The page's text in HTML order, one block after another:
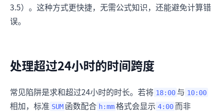
3.5）。这种方式更快捷，无需公式知识，还能避免计算错
误。
处理超过24小时的时间跨度
常见陷阱是求和超过24小时的时长。若将 18:00 与 10:00
相加，标准 SUM 函数配合 h:mm 格式会显示 4:00 而非